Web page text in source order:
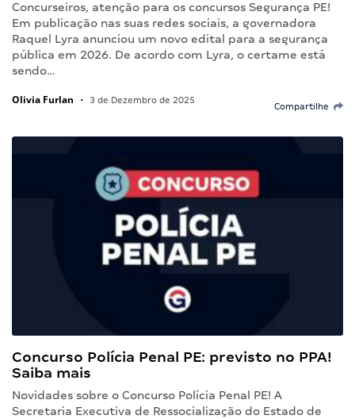
Concurseiros, atenção para os concursos Segurança PE!
Em publicação nas suas redes sociais, a governadora
Raquel Lyra anunciou um novo edital para a segurança
pública em 2026. De acordo com Lyra, o certame está
sendo…
Olivia Furlan • 3 de Dezembro de 2025
Compartilhe
Concurso Polícia Penal PE: previsto no PPA!
Saiba mais
Novidades sobre o Concurso Polícia Penal PE! A
Secretaria Executiva de Ressocialização do Estado de